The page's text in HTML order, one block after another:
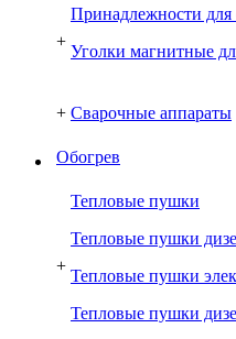
+
Принадлежности для
Уголки магнитные
+ Сварочные аппараты
Обогрев
+
Тепловые пушки
Тепловые пушки
Тепловые пушки
Тепловые пушки